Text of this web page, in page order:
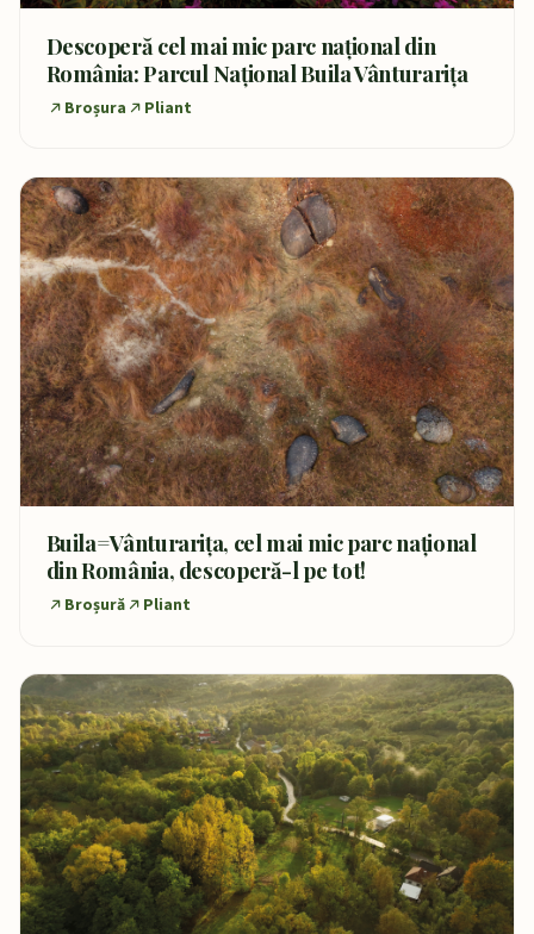
Descoperă cel mai mic parc național din
România: Parcul Național Buila Vânturarița
Broșura Pliant
Buila=Vânturarița, cel mai mic parc național
din România, descoperă-l pe tot!
Broșură Pliant